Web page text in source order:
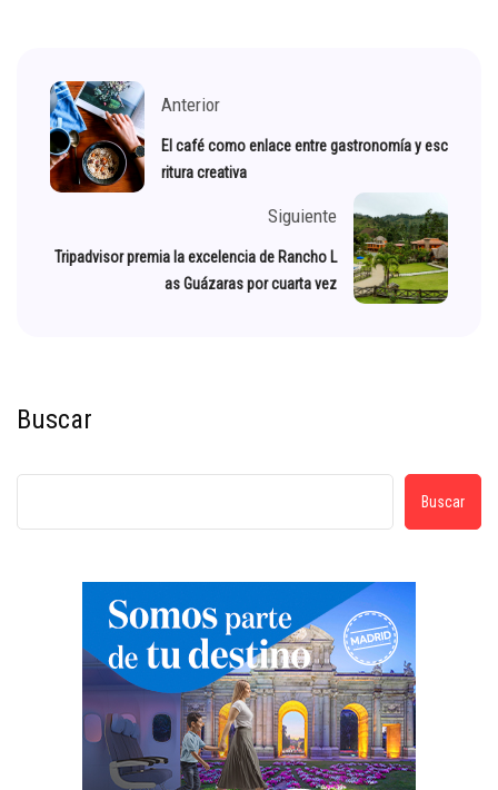
Anterior
El café como enlace entre gastronomía y esc
ritura creativa
Siguiente
Tripadvisor premia la excelencia de Rancho L
as Guázaras por cuarta vez
Buscar
Buscar